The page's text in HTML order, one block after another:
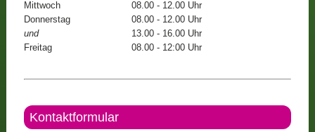
Mittwoch
08.00 - 12.00 Uhr
Donnerstag
08.00 - 12.00 Uhr
und
13.00 - 16.00 Uhr
Freitag
08.00 - 12:00 Uhr
Kontaktformular